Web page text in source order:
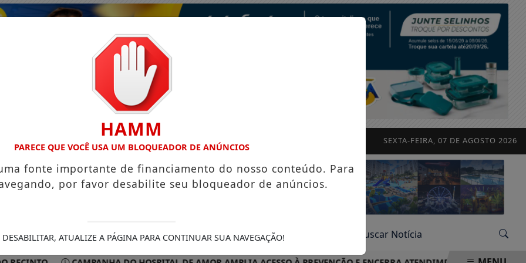
SEXTA-FEIRA, 07 DE AGOSTO 2026
VÍDEOS EVENTOS GASTRONOMIA
HAMM
PARECE QUE VOCÊ USA UM BLOQUEADOR DE ANÚNCIOS
fonte importante de financiamento do nosso conteúdo. Para
por favor desabilite seu bloqueador de anúncios.
DESABILITAR, ATUALIZE A PÁGINA PARA CONTINUAR SUA NAVEGAÇÃO!